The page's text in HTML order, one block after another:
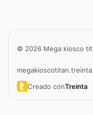
© 2026 Mega kiosco
Creado conTreinta